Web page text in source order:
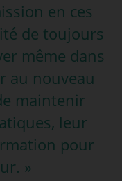
en ces
de toujours
même dans
au nouveau
maintenir
leur
pour
»